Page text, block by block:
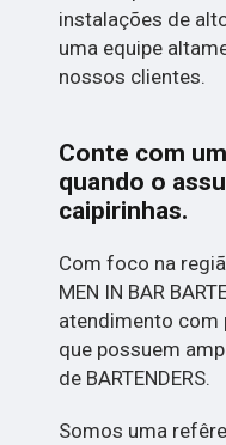
instalações de
uma equipe
nossos clientes.
Conte com
quando o
caipirinhas.
Com foco na
MEN IN BAR
atendimento
que possuem
de BARTENDERS.
Somos uma